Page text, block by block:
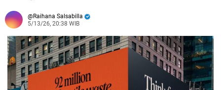
Raihana Salsabilla
5/13/26, 20:38 WIB